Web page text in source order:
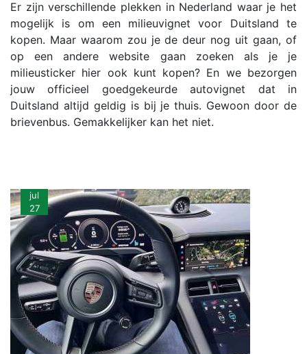
Er zijn verschillende plekken in Nederland waar je het
mogelijk is om een milieuvignet voor Duitsland te
kopen. Maar waarom zou je de deur nog uit gaan, of
op een andere website gaan zoeken als je je
milieusticker hier ook kunt kopen? En we bezorgen
jouw officieel goedgekeurde autovignet dat in
Duitsland altijd geldig is bij je thuis. Gewoon door de
brievenbus. Gemakkelijker kan het niet.
jul
27